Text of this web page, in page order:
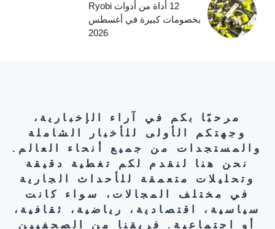
12 أداة من أدوات Ryobi
بخصومات كبيرة في أغسطس
2026
مرحبًا بكم في آراء الإخبارية،
وجهتكم الأولى للأخبار الشاملة
والمستجدات من جميع أنحاء العالم.
نحن هنا لنقدم لكم تغطية دقيقة
وتحليلات متعمقة للأحداث الجارية
في مختلف المجالات، سواء كانت
سياسية، اقتصادية، رياضية، ثقافية،
أو اجتماعية. فريقنا من الصحفيين